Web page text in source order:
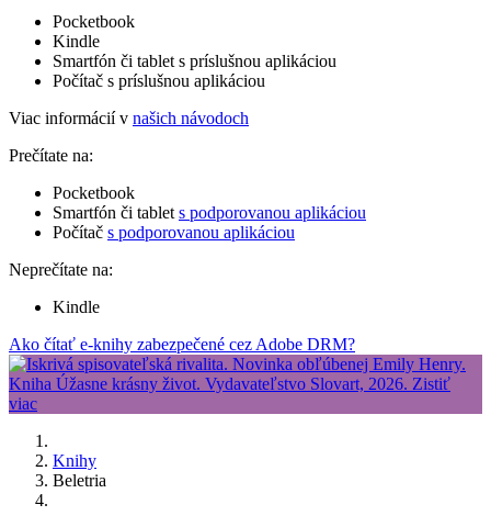
Pocketbook
Kindle
Smartfón či tablet s príslušnou aplikáciou
Počítač s príslušnou aplikáciou
Viac informácií v našich návodoch
Prečítate na:
Pocketbook
Smartfón či tablet s podporovanou aplikáciou
Počítač s podporovanou aplikáciou
Neprečítate na:
Kindle
Ako čítať e-knihy zabezpečené cez Adobe DRM?
Knihy
Beletria